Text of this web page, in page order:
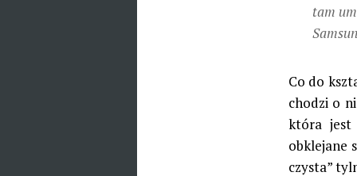
tam
Co do
chodzi o
która jest
obklejane
czysta”